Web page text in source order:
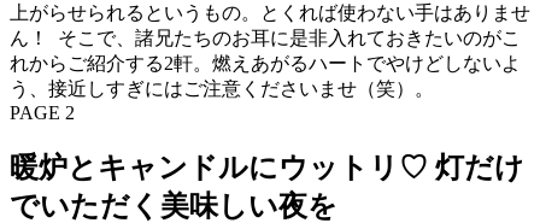
上がらせられるというもの。とくれば使わない手はありませ
ん！ そこで、諸兄たちのお耳に是非入れておきたいのがこ
れからご紹介する2軒。燃えあがるハートでやけどしないよ
う、接近しすぎにはご注意くださいませ（笑）。
PAGE 2
暖炉とキャンドルにウットリ♡ 灯だけ
でいただく美味しい夜を